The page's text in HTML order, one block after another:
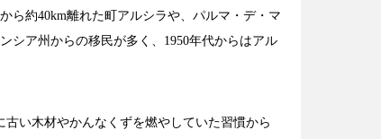
ら約40km離れた町アルシラや、パルマ・デ・マ
シア州からの移民が多く、1950年代からはアル
い木材やかんなくずを燃やしていた習慣から